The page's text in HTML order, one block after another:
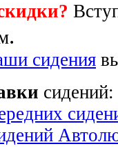
.
сидения
сидений: